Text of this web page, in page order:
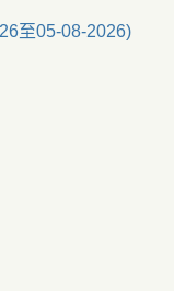
至05-08-2026)